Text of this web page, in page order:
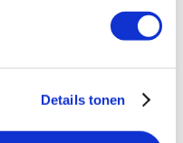
Details tonen